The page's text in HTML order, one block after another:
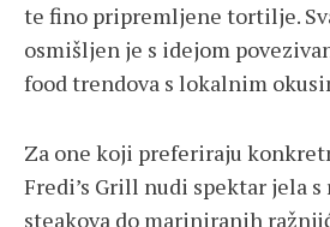
te fino pripremljene tortilje.
osmišljen je s idejom
food trendova s lokalnim
Za one koji preferiraju
Fredi’s Grill nudi spektar jela
steakova do mariniranih